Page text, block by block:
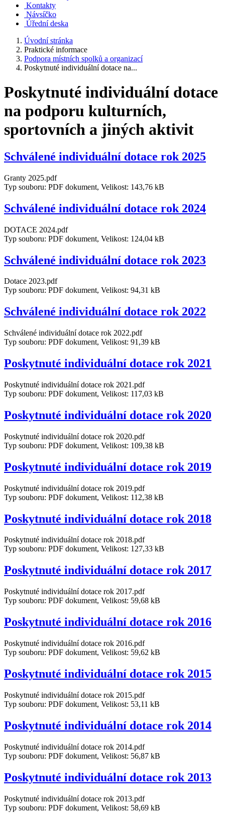
Kontakty
Návsíčko
Úřední deska
Úvodní stránka
Praktické informace
Podpora místních spolků a organizací
Poskytnuté individuální dotace na...
Poskytnuté individuální dotace
na podporu kulturních,
sportovních a jiných aktivit
Schválené individuální dotace rok 2025
Granty 2025.pdf
Typ souboru: PDF dokument, Velikost: 143,76 kB
Schválené individuální dotace rok 2024
DOTACE 2024.pdf
Typ souboru: PDF dokument, Velikost: 124,04 kB
Schválené individuální dotace rok 2023
Dotace 2023.pdf
Typ souboru: PDF dokument, Velikost: 94,31 kB
Schválené individuální dotace rok 2022
Schválené individuální dotace rok 2022.pdf
Typ souboru: PDF dokument, Velikost: 91,39 kB
Poskytnuté individuální dotace rok 2021
Poskytnuté individuální dotace rok 2021.pdf
Typ souboru: PDF dokument, Velikost: 117,03 kB
Poskytnuté individuální dotace rok 2020
Poskytnuté individuální dotace rok 2020.pdf
Typ souboru: PDF dokument, Velikost: 109,38 kB
Poskytnuté individuální dotace rok 2019
Poskytnuté individuální dotace rok 2019.pdf
Typ souboru: PDF dokument, Velikost: 112,38 kB
Poskytnuté individuální dotace rok 2018
Poskytnuté individuální dotace rok 2018.pdf
Typ souboru: PDF dokument, Velikost: 127,33 kB
Poskytnuté individuální dotace rok 2017
Poskytnuté individuální dotace rok 2017.pdf
Typ souboru: PDF dokument, Velikost: 59,68 kB
Poskytnuté individuální dotace rok 2016
Poskytnuté individuální dotace rok 2016.pdf
Typ souboru: PDF dokument, Velikost: 59,62 kB
Poskytnuté individuální dotace rok 2015
Poskytnuté individuální dotace rok 2015.pdf
Typ souboru: PDF dokument, Velikost: 53,11 kB
Poskytnuté individuální dotace rok 2014
Poskytnuté individuální dotace rok 2014.pdf
Typ souboru: PDF dokument, Velikost: 56,87 kB
Poskytnuté individuální dotace rok 2013
Poskytnuté individuální dotace rok 2013.pdf
Typ souboru: PDF dokument, Velikost: 58,69 kB